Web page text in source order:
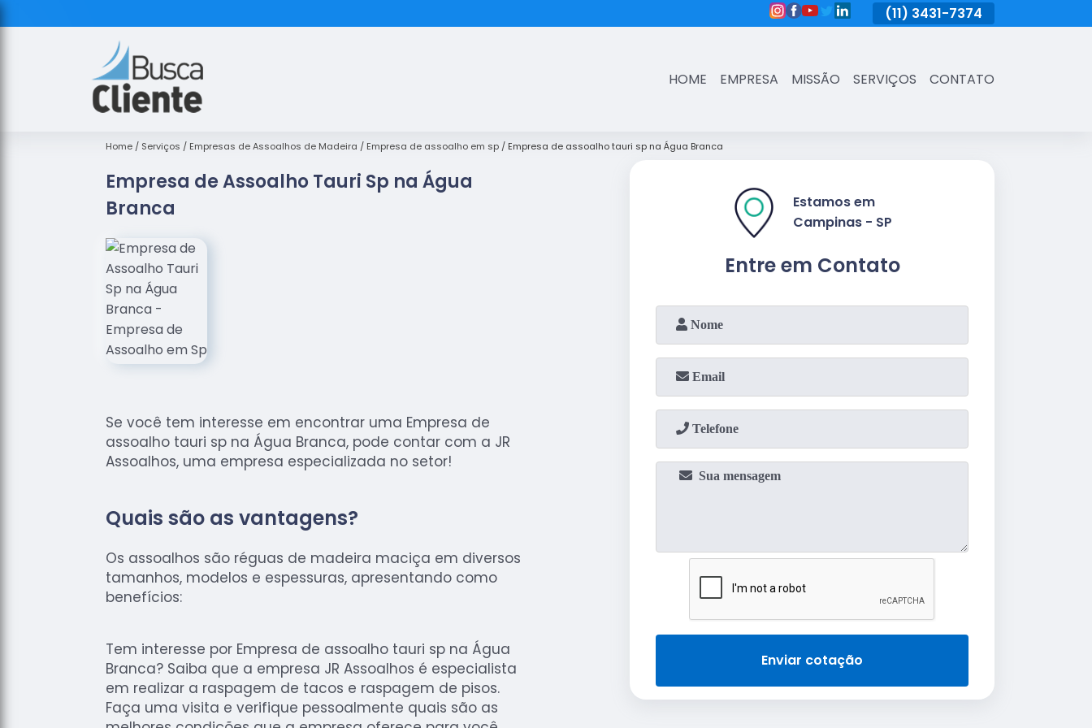
3431-7374 (11) 3431-7374
HOME EMPRESA MISSÃO SERVIÇOS CONTATO
Home Serviços Empresas de Assoalhos de Madeira Empresa de assoalho em sp Empresa de assoalho tauri sp na Água Branca
Empresa de Assoalho Tauri Sp na Água
Branca
Se você tem interesse em encontrar uma Empresa de
assoalho tauri sp na Água Branca, pode contar com a JR
Assoalhos, uma empresa especializada no setor!
Quais são as vantagens?
Os assoalhos são réguas de madeira maciça em diversos
tamanhos, modelos e espessuras, apresentando como
benefícios:
Tem interesse por Empresa de assoalho tauri sp na Água
Branca? Saiba que a empresa JR Assoalhos é especialista
em realizar a raspagem de tacos e raspagem de pisos.
Faça uma visita e verifique pessoalmente quais são as
Entre em Contato
Estamos em
Campinas - SP
Enviar cotação